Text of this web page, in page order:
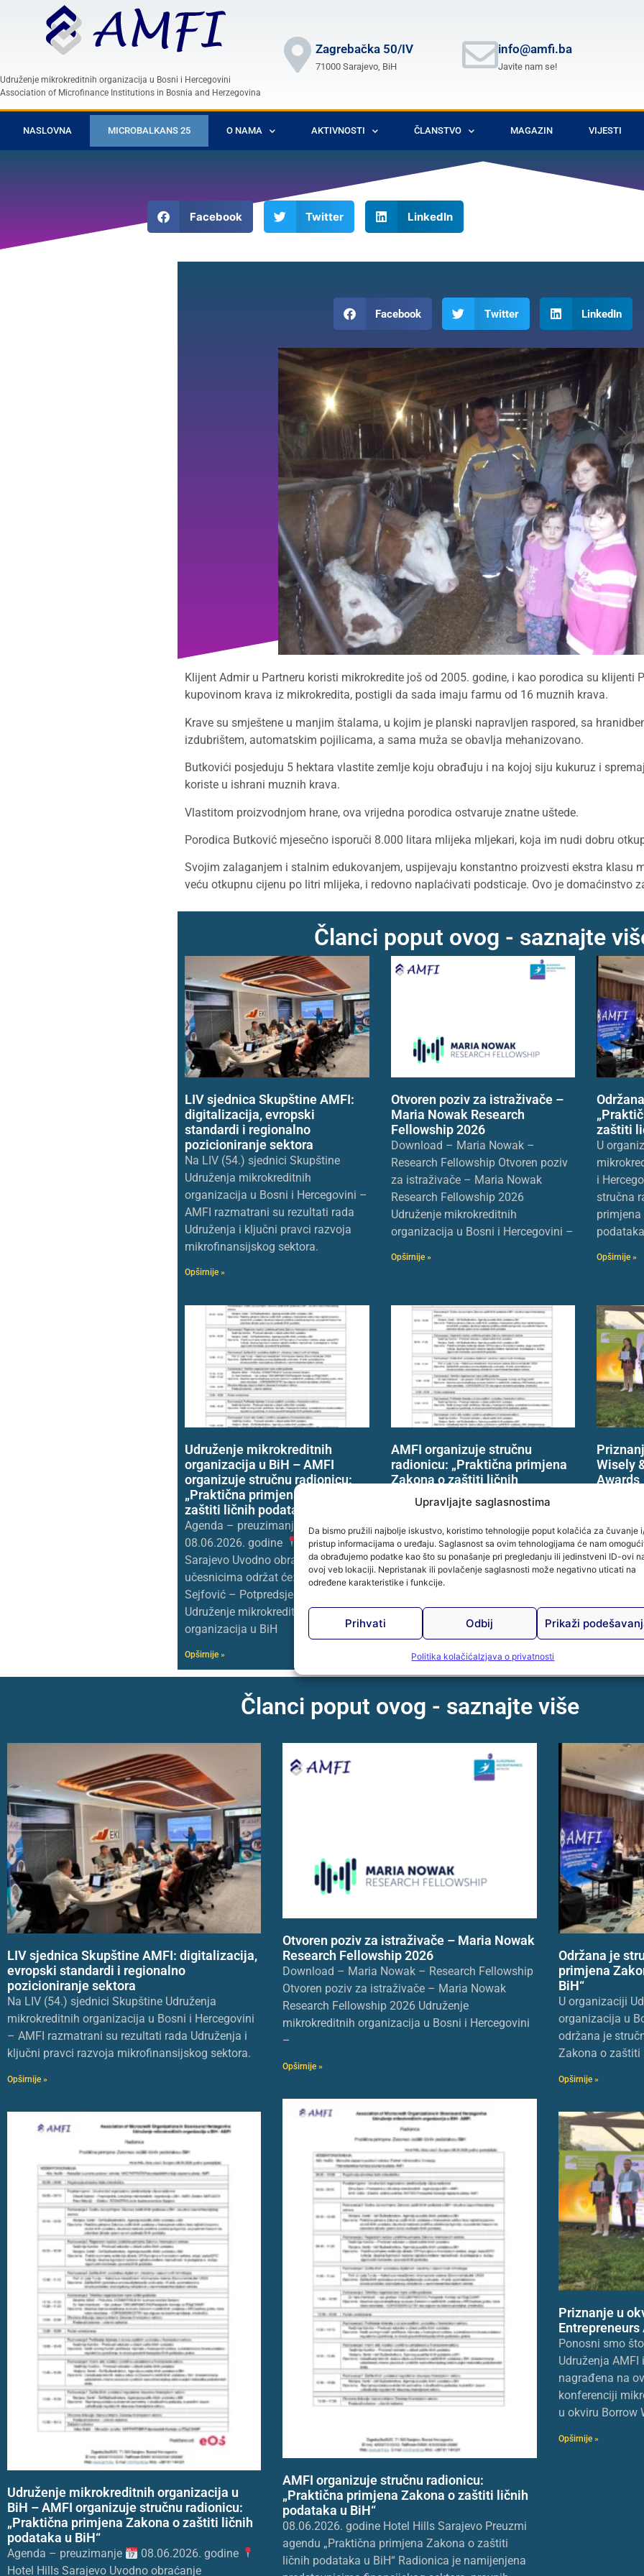
Upravljajte saglasnostima
Da bismo pružili najbolje iskustvo, koristimo tehnologije poput kolačića za čuvanje
pristup informacijama o uređaju. Saglasnost sa ovim tehnologijama će nam
da obrađujemo podatke kao što su ponašanje pri pregledanju ili jedinstveni ID-ovi
ovoj veb lokaciji. Nepristanak ili povlačenje saglasnosti može negativno uticati na
određene karakteristike i funkcije.
Prihvati Odbij Prikaži
Politika kolačićaIzjava o privatnosti
Udruženje mikrokreditnih organizacija u Bosni i Hercegovini
Association of Microfinance Institutions in Bosnia and Herzegovina
Zagrebačka 50/IV
71000 Sarajevo, BiH
info@amfi.ba
Javite nam se!
NASLOVNA MICROBALKANS 25 O NAMA AKTIVNOSTI ČLANSTVO MAGAZIN VIJESTI
Facebook Twitter LinkedIn
Facebook Twitter LinkedIn
Klijent Admir u Partneru koristi mikrokredite još od 2005. godine, i kao porodica su klijenti
kupovinom krava iz mikrokredita, postigli da sada imaju farmu od 16 muznih krava.
Krave su smještene u manjim štalama, u kojim je planski napravljen raspored, sa
izdubrištem, automatskim pojilicama, a sama muža se obavlja mehanizovano.
Butkovići posjeduju 5 hektara vlastite zemlje koju obrađuju i na kojoj siju kukuruz i
koriste u ishrani muznih krava.
Vlastitom proizvodnjom hrane, ova vrijedna porodica ostvaruje znatne uštede.
Porodica Butković mjesečno isporuči 8.000 litara mlijeka mljekari, koja im nudi dobru
Svojim zalaganjem i stalnim edukovanjem, uspijevaju konstantno proizvesti ekstra klasu
veću otkupnu cijenu po litri mlijeka, i redovno naplaćivati podsticaje. Ovo je domaćinstvo
Članci poput ovog - saznajte
LIV sjednica Skupštine AMFI:
digitalizacija, evropski
standardi i regionalno
pozicioniranje sektora
Na LIV (54.) sjednici Skupštine
Udruženja mikrokreditnih
organizacija u Bosni i Hercegovini –
AMFI razmatrani su rezultati rada
Udruženja i ključni pravci razvoja
mikrofinansijskog sektora.
Opširnije »
Otvoren poziv za istraživače –
Maria Nowak Research
Fellowship 2026
Download – Maria Nowak –
Research Fellowship Otvoren poziv
za istraživače – Maria Nowak
Research Fellowship 2026
Udruženje mikrokreditnih
organizacija u Bosni i Hercegovini –
Opširnije »
zaštiti
U
i
stručna
Opširnije »
Udruženje mikrokreditnih
organizacija u BiH – AMFI
organizuje stručnu radionicu:
„Praktična primjena Zakona o
zaštiti ličnih podataka u BiH“
Agenda – preuzimanje
08.06.2026. godine
Hotel Hills
Sarajevo Uvodno obraćanje
učesnicima održat će:
Džavid
Sejfović – Potpredsjednik,
Udruženje mikrokreditnih
organizacija u BiH
Opširnije »
AMFI organizuje stručnu
radionicu: „Praktična primjena
Zakona o zaštiti ličnih
podataka u BiH“
08.06.2026. godine Hotel Hills
Sarajevo Preuzmi agendu
„Praktična primjena Zakona o
zaštiti ličnih podataka u BiH“
Radionica je namijenjena
sektora, pravnih, compliance, HR,
Opširnije »
Wisely
Awards
članica
Opširnije »
Članci poput ovog - saznajte više
LIV sjednica Skupštine AMFI: digitalizacija,
evropski standardi i regionalno
pozicioniranje sektora
Na LIV (54.) sjednici Skupštine Udruženja
mikrokreditnih organizacija u Bosni i Hercegovini
– AMFI razmatrani su rezultati rada Udruženja i
ključni pravci razvoja mikrofinansijskog sektora.
Opširnije »
Otvoren poziv za istraživače – Maria Nowak
Research Fellowship 2026
Download – Maria Nowak – Research Fellowship
Otvoren poziv za istraživače – Maria Nowak
Research Fellowship 2026 Udruženje
mikrokreditnih organizacija u Bosni i Hercegovini
–
Opširnije »
Održana je
primjena
BiH“
U organizaciji
organizacija u
održana je
Zakona o zaštiti
Opširnije »
Udruženje mikrokreditnih organizacija u
BiH – AMFI organizuje stručnu radionicu:
„Praktična primjena Zakona o zaštiti ličnih
podataka u BiH“
Agenda – preuzimanje
08.06.2026. godine
Hotel Hills Sarajevo Uvodno obraćanje
AMFI organizuje stručnu radionicu:
„Praktična primjena Zakona o zaštiti ličnih
podataka u BiH“
08.06.2026. godine Hotel Hills Sarajevo Preuzmi
agendu „Praktična primjena Zakona o zaštiti
ličnih podataka u BiH“ Radionica je namijenjena
Priznanje u
Entrepreneurs
Ponosni smo
Udruženja
nagrađena na
konferenciji
u okviru Borrow
Opširnije »